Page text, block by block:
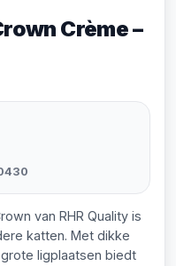
Crème –
van RHR Quality is
katten. Met dikke
ligplaatsen biedt